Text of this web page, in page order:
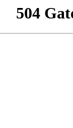
504